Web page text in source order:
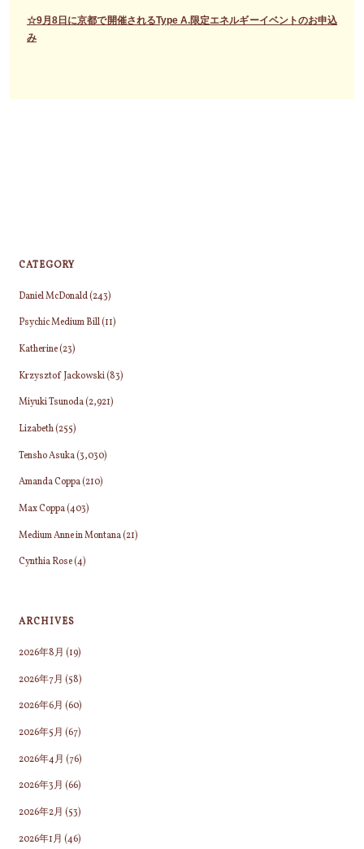
☆9月8日に京都で開催されるType A.限定エネルギーイベントのお申込
み
CATEGORY
Daniel McDonald(243)
Psychic Medium Bill(11)
Katherine(23)
Krzysztof Jackowski(83)
Miyuki Tsunoda(2,921)
Lizabeth(255)
Tensho Asuka(3,030)
Amanda Coppa(210)
Max Coppa(403)
Medium Anne in Montana(21)
Cynthia Rose(4)
ARCHIVES
2026年8月 (19)
2026年7月 (58)
2026年6月 (60)
2026年5月 (67)
2026年4月 (76)
2026年3月 (66)
2026年2月 (53)
2026年1月 (46)